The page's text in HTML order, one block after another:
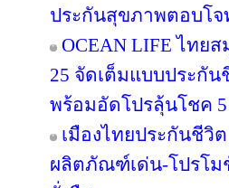
ประกันสุขภาพตอบโจ
OCEAN LIFE ไทย
25 จัดเต็มแบบประกั
พร้อมอัดโปรลุ้นโชค
เมืองไทยประกันชีวิ
ผลิตภัณฑ์เด่น-โปรโม